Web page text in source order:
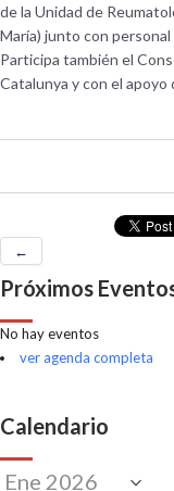
de la Unidad de
María) junto con
Participa también el
Catalunya y con el apoyo
←
Próximos
No hay eventos
ver agenda completa
Calendario